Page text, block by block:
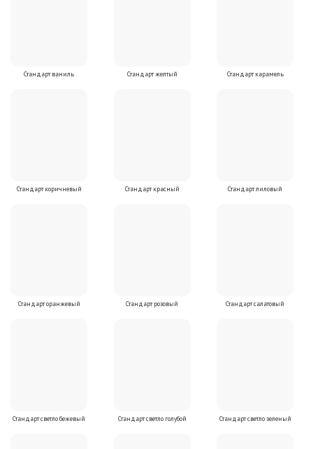
Стандарт ваниль Стандарт желтый Стандарт карамель
Стандарт коричневый Стандарт красный Стандарт лиловый
Стандарт оранжевый Стандарт розовый Стандарт салатовый
Стандарт светло бежевый Стандарт светло голубой Стандарт светло зеленый